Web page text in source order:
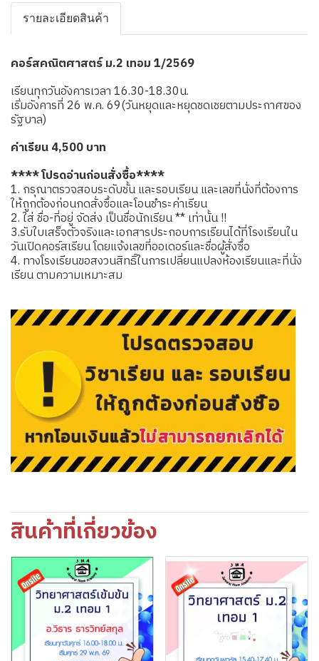
รายละเอียดสินค้า
คอร์สคณิตศาสตร์ ม.2 เทอม 1/2569
เรียนทุกวันอังคารเวลา 16.30-18.30น.
เริ่มอังคารที่ 26 พ.ค. 69(วันหยุดและหยุดชดเชยตามประกาศของ
รัฐบาล)
ค่าเรียน 4,500 บาท
**** โปรดอ่านก่อนสั่งซื้อ****
1. กรุณาตรวจสอบระดับชั้น และรอบเรียน และเลขที่นั่งที่ต้องการ
ให้ถูกต้องก่อนกดสั่งซื้อและโอนชำระค่าเรียน
2. ใส่ ชื่อ-ที่อยู่ จัดส่ง เป็นชื่อนักเรียน ** เท่านั้น !!
3.รับใบเสร็จตัวจริงและเอกสารประกอบการเรียนได้ที่โรงเรียนใน
วันเปิดคอร์สเรียน โดยแจ้งเลขที่ออเดอร์และชื่อผู้สั่งซื้อ
4. ทางโรงเรียนขอสงวนสิทธิ์ในการเปลี่ยนแปลงห้องเรียนและที่นั่ง
เรียน ตามความเหมาะสม
สินค้าที่เกี่ยวข้อง